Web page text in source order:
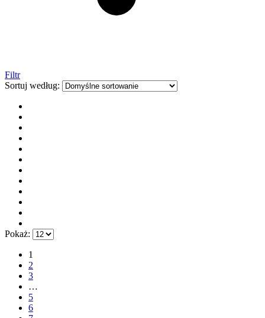
Filtr
Sortuj według:
Pokaż:
1
2
3
…
5
6